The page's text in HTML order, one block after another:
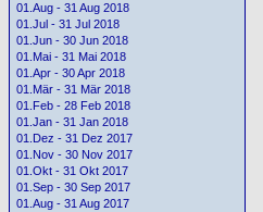
01.Aug - 31 Aug 2018
01.Jul - 31 Jul 2018
01.Jun - 30 Jun 2018
01.Mai - 31 Mai 2018
01.Apr - 30 Apr 2018
01.Mär - 31 Mär 2018
01.Feb - 28 Feb 2018
01.Jan - 31 Jan 2018
01.Dez - 31 Dez 2017
01.Nov - 30 Nov 2017
01.Okt - 31 Okt 2017
01.Sep - 30 Sep 2017
01.Aug - 31 Aug 2017